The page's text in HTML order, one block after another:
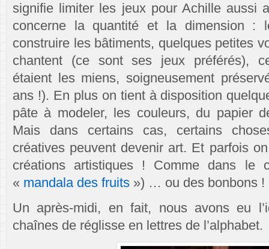
signifie limiter les jeux pour Achille aussi
concerne la quantité et la dimension :
construire les bâtiments, quelques petites
chantent (ce sont ses jeux préférés),
étaient les miens, soigneusement
ans !). En plus on tient à disposition
pâte à modeler, les couleurs, du papier
Mais dans certains cas, certains
créatives peuvent devenir art. Et parfois
créations artistiques ! Comme dans le
« mandala des fruits ») … ou des bonbons !
Un après-midi, en fait, nous avons eu
chaînes de réglisse en lettres de l’alphabet.